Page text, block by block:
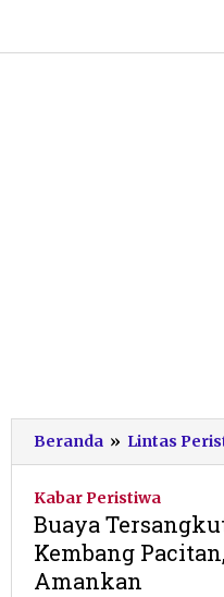
konten
Beranda » Lintas
Kabar Peristiwa
Buaya
Kembang
Amankan